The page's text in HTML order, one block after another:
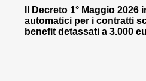
Il Decreto 1° Maggio
automatici per i contratti
benefit detassati a 3.000